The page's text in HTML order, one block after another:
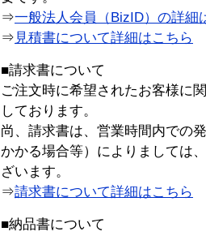
⇒一般法人会員（BizID）の詳細
⇒ 見積書について詳細はこちら
■請求書について
ご注文時に希望されたお客様に
しております。
尚、請求書は、営業時間内での
かかる場合等）によりましては
ざいます。
⇒請求書について詳細はこちら
■納品書について